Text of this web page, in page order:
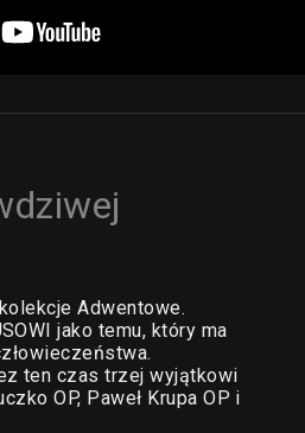
Adwentowe.
jako temu, który ma
ten czas trzej wyjątkowi
OP, Paweł Krupa OP i